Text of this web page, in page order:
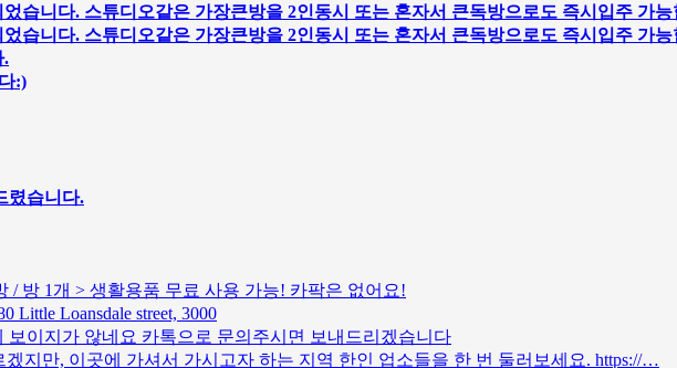
습니다. 스튜디오같은 가장큰방을 2인동시 또는 혼자서 큰독방으로도 즉시입주 가능
습니다. 스튜디오같은 가장큰방을 2인동시 또는 혼자서 큰독방으로도 즉시입주 가능
.
:)
렸습니다.
/ 방 1개 > 생활용품 무료 사용 가능! 카팍은 없어요!
Little Loansdale street, 3000
보이지가 않네요 카톡으로 문의주시면 보내드리겠습니다
겠지만, 이곳에 가셔서 가시고자 하는 지역 한인 업소들을 한 번 둘러보세요. https://…